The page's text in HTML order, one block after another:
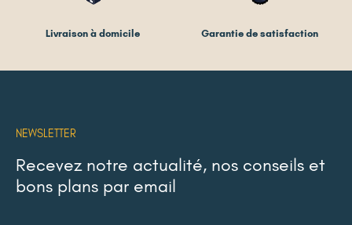
Livraison à domicile Garantie de satisfaction
NEWSLETTER
Recevez notre actualité, nos conseils et
bons plans par email